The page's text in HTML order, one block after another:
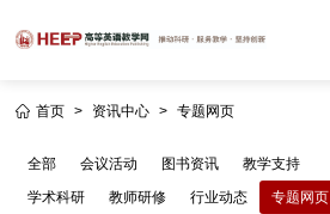
首页 > 资讯中心 > 专题网页
全部 会议活动 图书资讯
教学支持
学术科研
教师研修 行业动态
专题网页